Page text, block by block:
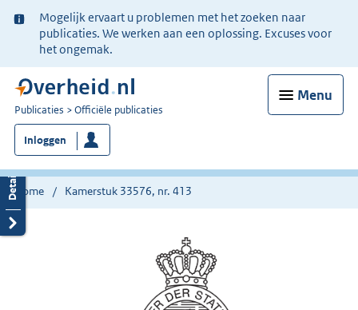
Ter
informatie:
Mogelijk ervaart u problemen met het zoeken naar
publicaties. We werken aan een oplossing. Excuses voor
het ongemak.
Menu
U
bent
nu
hier:
Publicaties Officiële publicaties
Inloggen
Home Kamerstuk 33576, nr. 413